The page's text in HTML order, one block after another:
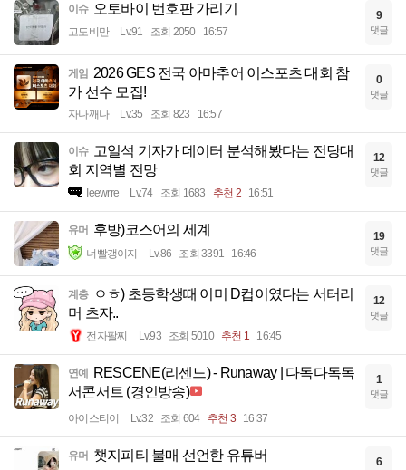
이슈 오토바이 번호판 가리기
고도비만 Lv.91 조회 2050 16:57
9
댓글
게임
2026 GES 전국 아마추어 이스포츠 대회 참
가 선수 모집!
자나깨나 Lv.35 조회 823 16:57
0
댓글
이슈 고일석 기자가 데이터 분석해봤다는 전당대
회 지역별 전망
Ieewrre Lv.74 조회 1683 추천 2 16:51
12
댓글
유머 후방)코스어의 세계
너빨갱이지 Lv.86 조회 3391 16:46
19
댓글
계층
ㅇㅎ) 초등학생때 이미 D컵이였다는 서터리
머 츠자..
전자팔찌 Lv.93 조회 5010 추천 1 16:45
12
댓글
연예
RESCENE(리센느) - Runaway | 다독다독독
서콘서트 (경인방송)
아이스티이 Lv.32 조회 604 추천 3 16:37
1
댓글
유머 챗지피티 불매 선언한 유튜버 6